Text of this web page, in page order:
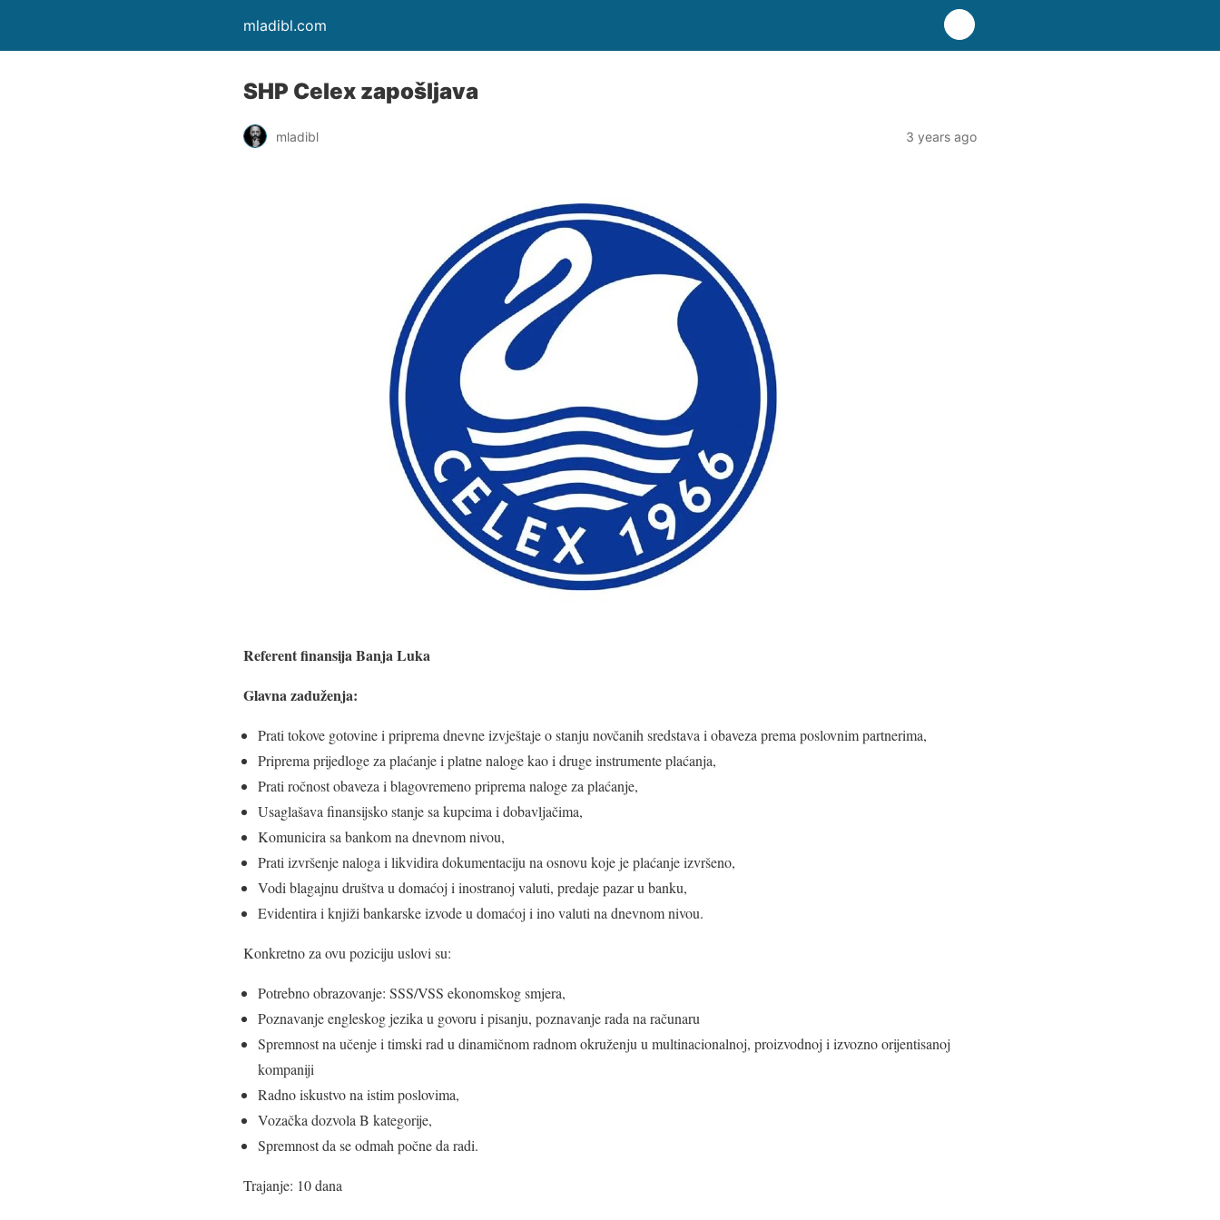
mladibl.com
SHP Celex zapošljava
mladibl 3 years ago
Referent finansija Banja Luka
Glavna zaduženja:
Prati tokove gotovine i priprema dnevne izvještaje o stanju novčanih sredstava i obaveza prema poslovnim partnerima,
Priprema prijedloge za plaćanje i platne naloge kao i druge instrumente plaćanja,
Prati ročnost obaveza i blagovremeno priprema naloge za plaćanje,
Usaglašava finansijsko stanje sa kupcima i dobavljačima,
Komunicira sa bankom na dnevnom nivou,
Prati izvršenje naloga i likvidira dokumentaciju na osnovu koje je plaćanje izvršeno,
Vodi blagajnu društva u domaćoj i inostranoj valuti, predaje pazar u banku,
Evidentira i knjiži bankarske izvode u domaćoj i ino valuti na dnevnom nivou.
Konkretno za ovu poziciju uslovi su:
Potrebno obrazovanje: SSS/VSS ekonomskog smjera,
Poznavanje engleskog jezika u govoru i pisanju, poznavanje rada na računaru
Spremnost na učenje i timski rad u dinamičnom radnom okruženju u multinacionalnoj, proizvodnoj i izvozno orijentisanoj
kompaniji
Radno iskustvo na istim poslovima,
Vozačka dozvola B kategorije,
Spremnost da se odmah počne da radi.
Trajanje: 10 dana